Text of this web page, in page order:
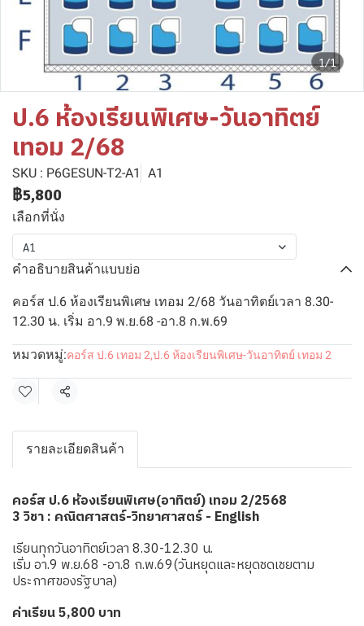
1/1
ป.6 ห้องเรียนพิเศษ-วันอาทิตย์
เทอม 2/68
SKU : P6GESUN-T2-A1 A1
฿5,800
เลือกที่นั่ง
A1
คำอธิบายสินค้าแบบย่อ
คอร์ส ป.6 ห้องเรียนพิเศษ เทอม 2/68 วันอาทิตย์เวลา 8.30-
12.30 น. เริ่ม อา.9 พ.ย.68 -อา.8 ก.พ.69
หมวดหมู่:คอร์ส ป.6 เทอม 2,ป.6 ห้องเรียนพิเศษ-วันอาทิตย์ เทอม 2
แชร์
รายละเอียดสินค้า
คอร์ส ป.6 ห้องเรียนพิเศษ(อาทิตย์) เทอม 2/2568
3 วิชา : คณิตศาสตร์-วิทยาศาสตร์ - English
เรียนทุกวันอาทิตย์เวลา 8.30-12.30 น.
เริ่ม อา.9 พ.ย.68 -อา.8 ก.พ.69(วันหยุดและหยุดชดเชยตาม
ประกาศของรัฐบาล)
ค่าเรียน 5,800 บาท